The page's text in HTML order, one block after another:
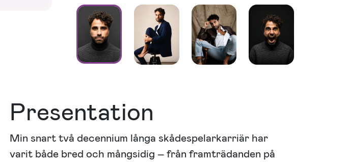
Presentation
Min snart två decennium långa skådespelarkarriär har
varit både bred och mångsidig – från framträdanden på